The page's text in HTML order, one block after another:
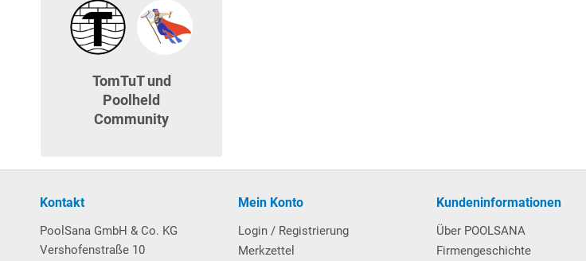
TomTuT und
Poolheld
Community
Kontakt
PoolSana GmbH & Co. KG
Vershofenstraße 10
Mein Konto
Login / Registrierung
Merkzettel
Kundeninformationen
Über POOLSANA
Firmengeschichte